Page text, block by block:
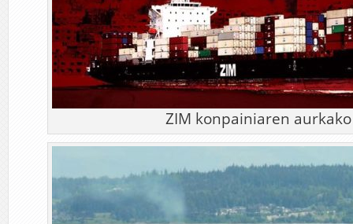
ZIM konpainiaren